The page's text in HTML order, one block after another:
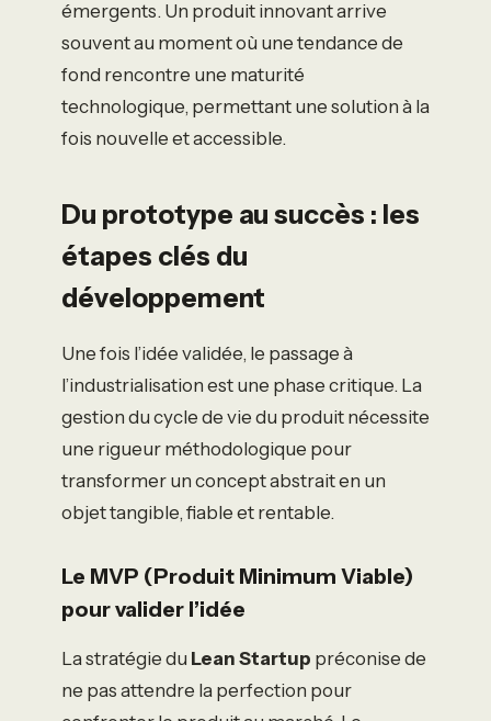
émergents. Un produit innovant arrive
souvent au moment où une tendance de
fond rencontre une maturité
technologique, permettant une solution à la
fois nouvelle et accessible.
Du prototype au succès : les
étapes clés du
développement
Une fois l’idée validée, le passage à
l’industrialisation est une phase critique. La
gestion du cycle de vie du produit nécessite
une rigueur méthodologique pour
transformer un concept abstrait en un
objet tangible, fiable et rentable.
Le MVP (Produit Minimum Viable)
pour valider l’idée
La stratégie du Lean Startup préconise de
ne pas attendre la perfection pour